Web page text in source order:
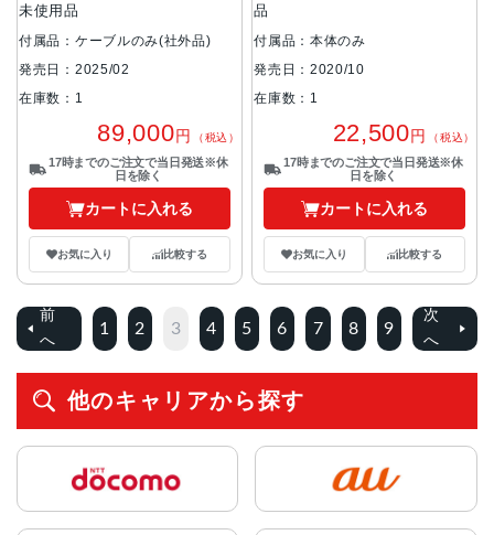
未使用品
付属品：ケーブルのみ(社外品)
発売日：2025/02
在庫数：1
89,000円 （税込）
17時までのご注文で当日発送※休
日を除く
カートに入れる
お気に入り 比較する
品
付属品：本体のみ
発売日：2020/10
在庫数：1
22,500円 （税込）
17時までのご注文で当日発送※休
日を除く
カートに入れる
お気に入り 比較する
前
へ
1 2 3 4 5 6 7 8 9
次
へ
他のキャリアから探す